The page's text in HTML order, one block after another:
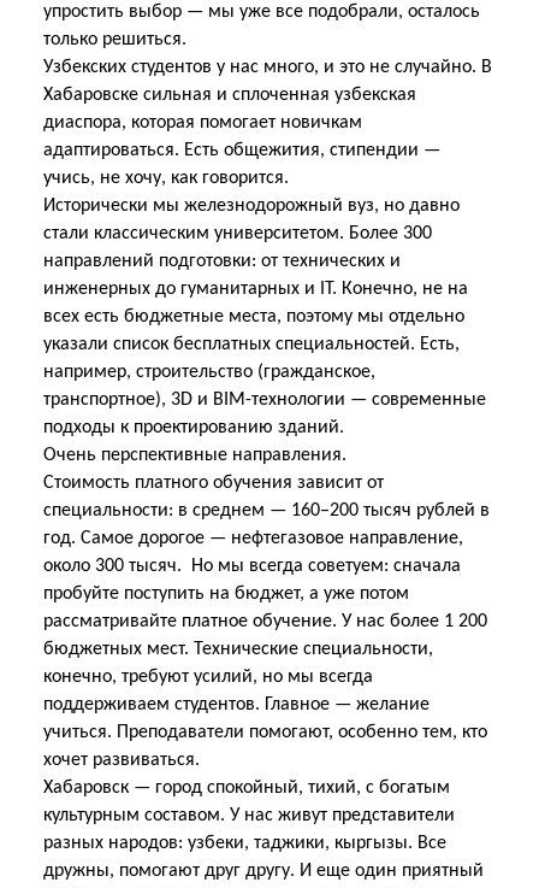
упростить выбор — мы уже все подобрали, осталось
только решиться.
Узбекских студентов у нас много, и это не случайно. В
Хабаровске сильная и сплоченная узбекская
диаспора, которая помогает новичкам
адаптироваться. Есть общежития, стипендии —
учись, не хочу, как говорится.
Исторически мы железнодорожный вуз, но давно
стали классическим университетом. Более 300
направлений подготовки: от технических и
инженерных до гуманитарных и
IT. Конечно, не на
всех есть бюджетные места, поэтому мы отдельно
указали список бесплатных специальностей. Есть,
например, строительство (гражданское,
транспортное), 3D и BIM-технологии — современные
подходы к проектированию зданий.
Очень перспективные направления.
Стоимость платного обучения зависит от
специальности: в среднем — 160–200 тысяч рублей в
год. Самое дорогое — нефтегазовое направление,
около 300 тысяч. Но мы всегда советуем: сначала
пробуйте поступить на бюджет, а уже потом
рассматривайте платное обучение. У нас более 1 200
бюджетных мест. Технические специальности,
конечно, требуют усилий, но мы всегда
поддерживаем студентов. Главное — желание
учиться. Преподаватели помогают, особенно тем, кто
хочет развиваться.
Хабаровск — город спокойный, тихий, с богатым
культурным составом. У нас живут представители
разных народов: узбеки, таджики, кыргызы. Все
дружны, помогают друг другу. И еще один приятный